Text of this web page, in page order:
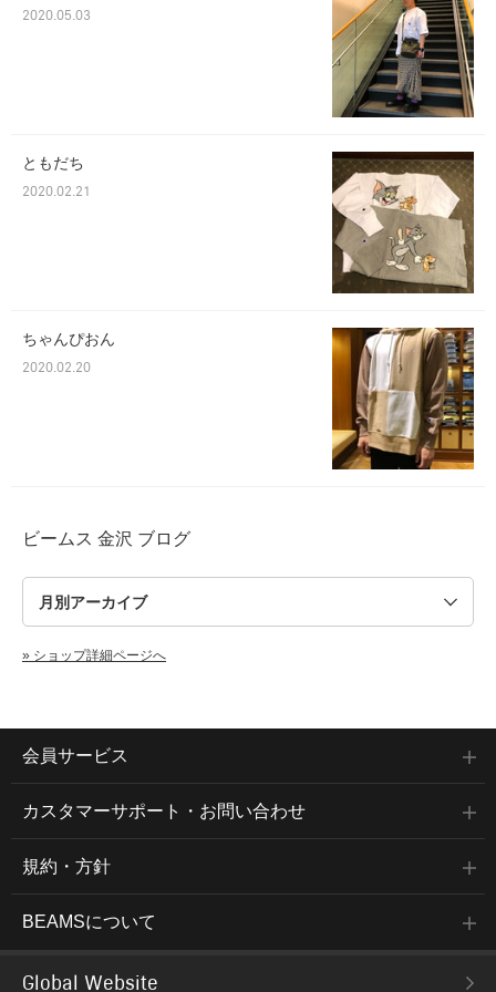
2020.05.03
ともだち
2020.02.21
ちゃんぴおん
2020.02.20
ビームス 金沢 ブログ
» ショップ詳細ページへ
会員サービス
カスタマーサポート・お問い合わせ
規約・方針
BEAMSについて
Global Website